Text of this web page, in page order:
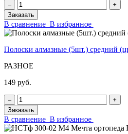
‒
+
Заказать
В сравнение В избранное
Полоски алмазные (5шт.) средний
РАЗНОЕ
149 руб.
‒
+
Заказать
В сравнение В избранное